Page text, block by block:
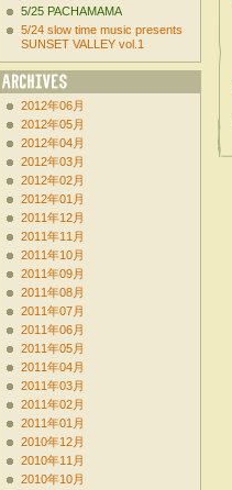
5/25 PACHAMAMA
5/24 slow time music presents
SUNSET VALLEY vol.1
2012年06月
2012年05月
2012年04月
2012年03月
2012年02月
2012年01月
2011年12月
2011年11月
2011年10月
2011年09月
2011年08月
2011年07月
2011年06月
2011年05月
2011年04月
2011年03月
2011年02月
2011年01月
2010年12月
2010年11月
2010年10月